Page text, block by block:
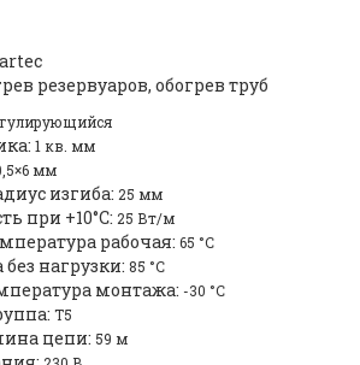
резервуаров, обогрев труб
1 кв. мм
мм
изгиба: 25 мм
при +10°С: 25 Вт/м
рабочая: 65 °C
нагрузки: 85 °C
монтажа: -30 °C
T5
цепи: 59 м